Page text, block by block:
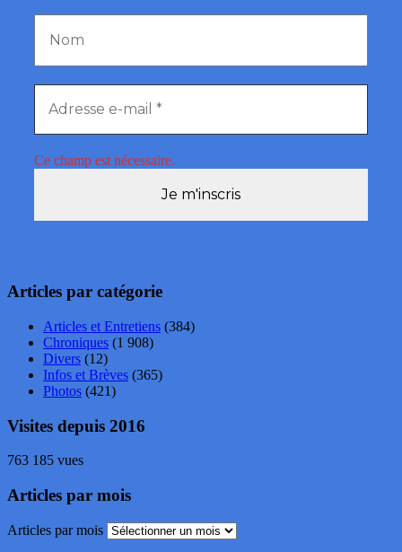
Ce champ est nécessaire.
Articles par catégorie
Articles et Entretiens (384)
Chroniques (1 908)
Divers (12)
Infos et Brèves (365)
Photos (421)
Visites depuis 2016
763 185 vues
Articles par mois
Articles par mois